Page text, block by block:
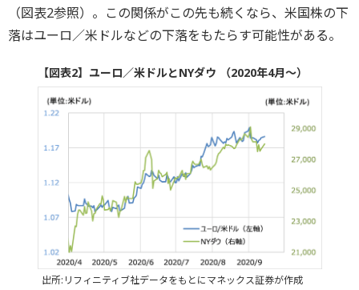
（図表2参照）。この関係がこの先も続くなら、米国株の下
落はユーロ／米ドルなどの下落をもたらす可能性がある。
【図表2】ユーロ／米ドルとNYダウ （2020年4月～）
出所:リフィニティブ社データをもとにマネックス証券が作成